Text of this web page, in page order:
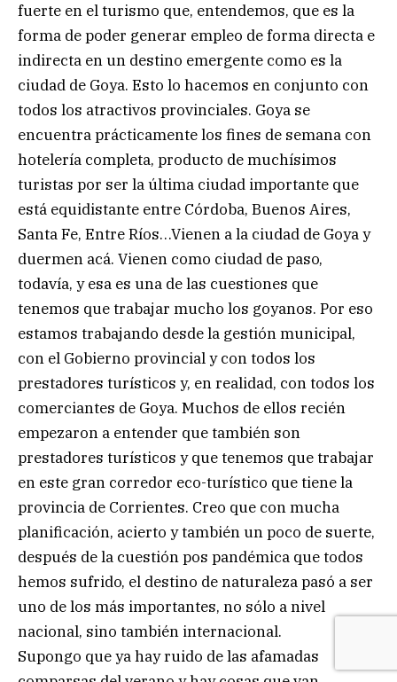
fuerte en el turismo que, entendemos, que es la
forma de poder generar empleo de forma directa e
indirecta en un destino emergente como es la
ciudad de Goya. Esto lo hacemos en conjunto con
todos los atractivos provinciales. Goya se
encuentra prácticamente los fines de semana con
hotelería completa, producto de muchísimos
turistas por ser la última ciudad importante que
está equidistante entre Córdoba, Buenos Aires,
Santa Fe, Entre Ríos…Vienen a la ciudad de Goya y
duermen acá. Vienen como ciudad de paso,
todavía, y esa es una de las cuestiones que
tenemos que trabajar mucho los goyanos. Por eso
estamos trabajando desde la gestión municipal,
con el Gobierno provincial y con todos los
prestadores turísticos y, en realidad, con todos los
comerciantes de Goya. Muchos de ellos recién
empezaron a entender que también son
prestadores turísticos y que tenemos que trabajar
en este gran corredor eco-turístico que tiene la
provincia de Corrientes. Creo que con mucha
planificación, acierto y también un poco de suerte,
después de la cuestión pos pandémica que todos
hemos sufrido, el destino de naturaleza pasó a ser
uno de los más importantes, no sólo a nivel
nacional, sino también internacional.
Supongo que ya hay ruido de las afamadas